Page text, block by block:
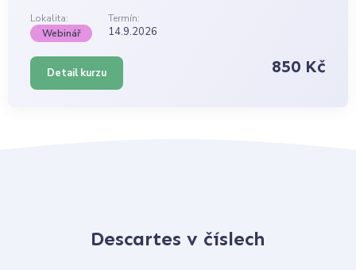
Lokalita:
Termín:
Webinář
14.9.2026
Detail kurzu 850 Kč
Descartes v číslech